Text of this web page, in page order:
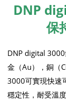
DNP
保
DNP digital 3000
金（Au），銅（
3000可實現快速
穩定性，耐受溫度